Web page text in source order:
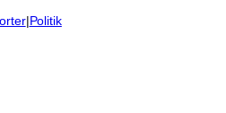
|Politik